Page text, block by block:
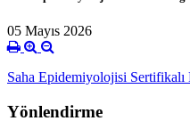
05 Mayıs 2026
Saha Epidemiyolojisi Sertifikalı
Yönlendirme